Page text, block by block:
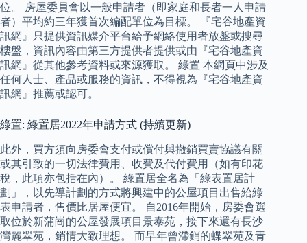
位。 房屋委員會以一般申請者（即家庭和長者一人申請
者）平均約三年獲首次編配單位為目標。 『宅谷地產資
訊網』只提供資訊媒介平台給予網絡使用者放盤或搜尋
樓盤，資訊內容由第三方提供者提供或由『宅谷地產資
訊網』從其他參考資料或來源獲取。 綠置 本網頁中涉及
任何人士、產品或服務的資訊，不得視為『宅谷地產資
訊網』推薦或認可。
綠置: 綠置居2022年申請方式 (持續更新)
此外，買方須向房委會支付或償付與撤銷買賣協議有關
或其引致的一切法律費用、收費及代付費用（如有印花
稅，此項亦包括在內）。 綠置居全名為「綠表置居計
劃」，以先導計劃的方式將興建中的公屋項目出售給綠
表申請者，售價比居屋便宜。 自2016年開始，房委會選
取位於新蒲崗的公屋發展項目景泰苑，接下來還有長沙
灣麗翠苑，銷情大致理想。 而早年曾滯銷的蝶翠苑及青